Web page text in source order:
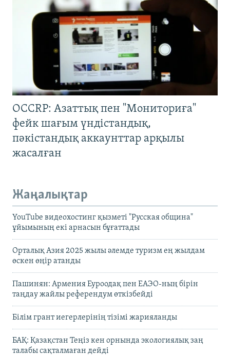
OCCRP: Азаттық пен "Мониториға"
фейк шағым үндістандық,
пәкістандық аккаунттар арқылы
жасалған
Жаңалықтар
YouTube видеохостинг қызметі "Русская община"
ұйымының екі арнасын бұғаттады
Орталық Азия 2025 жылы әлемде туризм ең жылдам
өскен өңір атанды
Пашинян: Армения Еуроодақ пен ЕАЭО-ның бірін
таңдау жайлы референдум өткізбейді
Білім грант иегерлерінің тізімі жарияланды
БАҚ: Қазақстан Теңіз кен орнында экологиялық заң
талабы сақталмаған дейді